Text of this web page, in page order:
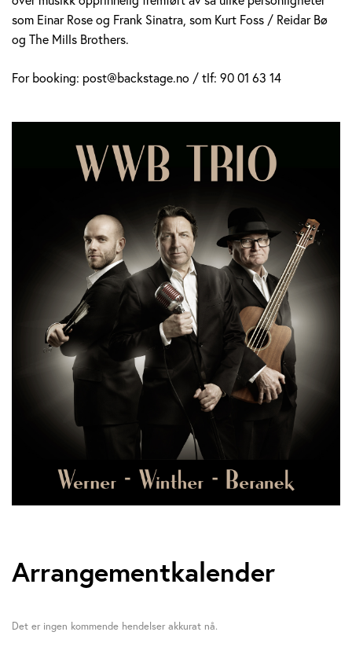
som Einar Rose og Frank Sinatra, som Kurt Foss / Reidar Bø
og The Mills Brothers.
For booking: post@backstage.no / tlf: 90 01 63 14
Arrangementkalender
Det er ingen kommende hendelser akkurat nå.